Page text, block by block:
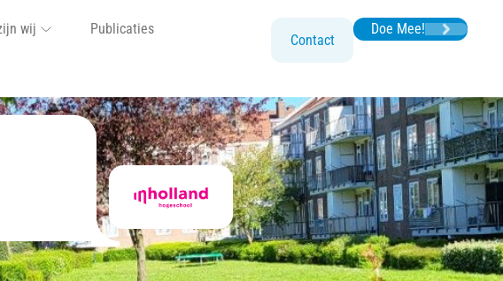
wij Publicaties
Contact
Doe Mee!